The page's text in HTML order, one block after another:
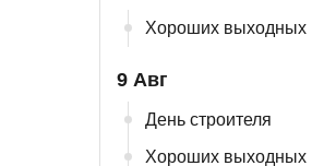
Хороших выходных
9 Авг
День строителя
Хороших выходных